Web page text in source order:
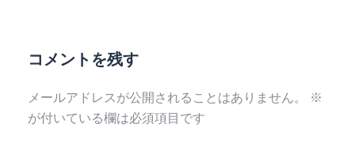
コメントを残す
メールアドレスが公開されることはありません。
※
が付いている欄は必須項目です